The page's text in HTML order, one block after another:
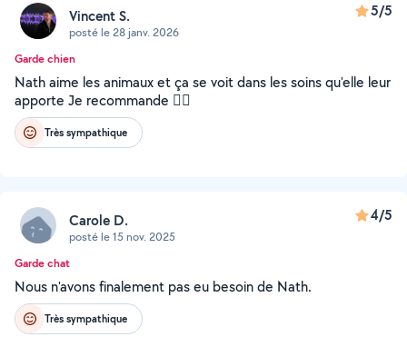
Vincent S.
posté le 28 janv. 2026
5/5
Garde chien
Nath aime les animaux et ça se voit dans les soins qu'elle leur
apporte Je recommande 👍🏽
Très sympathique
Carole D.
posté le 15 nov. 2025
4/5
Garde chat
Nous n'avons finalement pas eu besoin de Nath.
Très sympathique